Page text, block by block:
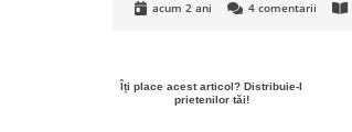
acum 2 ani 4comentarii